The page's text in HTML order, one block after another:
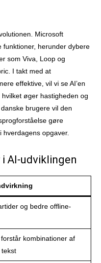
Microsoft
herunder dybere
som Viva, Loop og
I takt med at
effektive, vil vi se AI’en
øger hastigheden og
brugere vil den
gøre
opgaver.
AI-udviklingen
og bedre offline-
kombinationer af